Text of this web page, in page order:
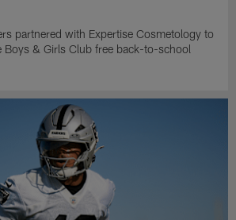
partnered with Expertise Cosmetology to
Boys & Girls Club free back-to-school